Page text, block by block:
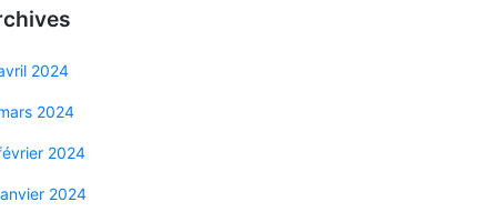
2024
2024
2024
2024